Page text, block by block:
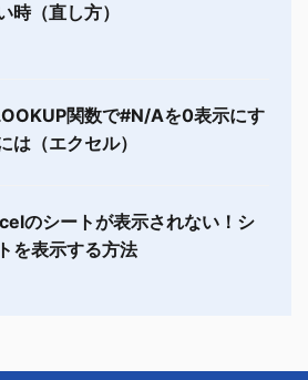
時（直し方）
関数で#N/Aを0表示にす
は（エクセル）
のシートが表示されない！シ
を表示する方法